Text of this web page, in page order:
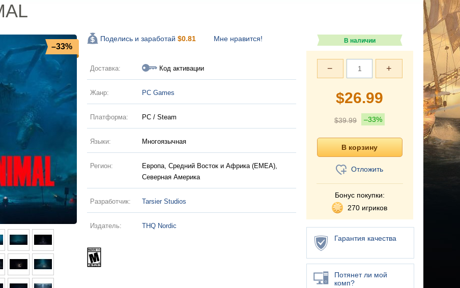
–33%
Мне нравится!
Поделись и заработай $0.81
Доставка: Код активации
Жанр: PC Games
Платформа: PC / Steam
Языки: Многоязычная
Регион:
Европа, Средний Восток и Африка (EMEA),
Северная Америка
Разработчик: Tarsier Studios
Издатель: THQ Nordic
В наличии
+
−
$26.99
$39.99 –33%
Отложить
Бонус покупки:
270 игриков
Гарантия качества
Потянет ли мой
комп?